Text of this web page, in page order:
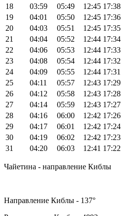
18
03:59 05:49 12:45 17:38
19
04:01 05:50 12:45 17:36
20
04:03 05:51 12:45 17:35
21
04:04 05:52 12:44 17:34
22
04:06 05:53 12:44 17:33
23
04:08 05:54 12:44 17:32
24
04:09 05:55 12:44 17:31
25
04:11 05:57 12:43 17:29
26
04:12 05:58 12:43 17:28
27
04:14 05:59 12:43 17:27
28
04:16 06:00 12:42 17:26
29
04:17 06:01 12:42 17:24
30
04:19 06:02 12:42 17:23
31
04:20 06:03 12:41 17:22
Чайетина - направление Киблы
Направление Киблы - 137°